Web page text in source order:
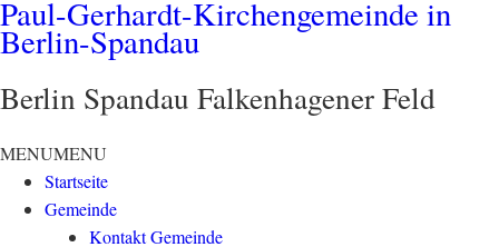
Paul-Gerhardt-Kirchengemeinde in
Berlin-Spandau
Berlin Spandau Falkenhagener Feld
MENUMENU
Startseite
Gemeinde
Kontakt Gemeinde